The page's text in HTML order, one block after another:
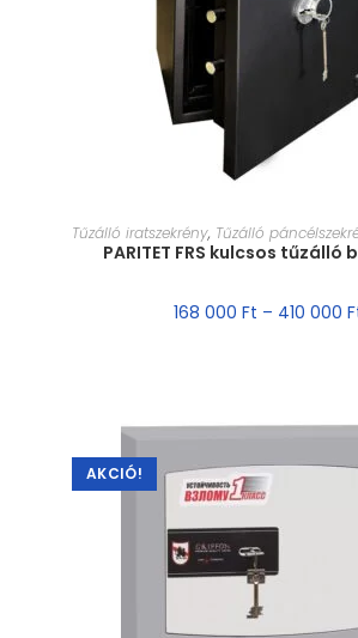
MÉRET VÁLASZTÁSA
Tűzálló iratszekrény, Tűzálló
PARITET FRS kulcsos tűzálló
168 000 Ft – 410 000
AKCIÓ!